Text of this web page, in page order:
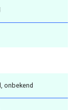
onbekend